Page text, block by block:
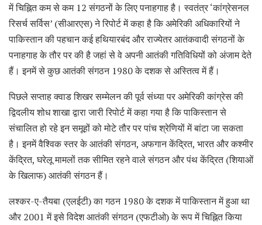
में चिह्नित कम से कम 12 संगठनों के लिए पनाहगाह है। स्वतंत्र ‘कांग्रेसनल
रिसर्च सर्विस’ (सीआरएस) ने रिपोर्ट में कहा है कि अमेरिकी अधिकारियों ने
पाकिस्तान की पहचान कई हथियारबंद और राज्येतर आतंकवादी संगठनों के
पनाहगाह के तौर पर की है जहां से वे अपनी आतंकी गतिविधियों को अंजाम देते
हैं। इनमें से कुछ आतंकी संगठन 1980 के दशक से अस्तित्व में हैं।
पिछले सप्ताह क्वाड शिखर सम्मेलन की पूर्व संध्या पर अमेरिकी कांग्रेस की
द्विदलीय शोध शाखा द्वारा जारी रिपोर्ट में कहा गया है कि पाकिस्तान से
संचालित हो रहे इन समूहों को मोटे तौर पर पांच श्रेणियों में बांटा जा सकता
है। इनमें वैश्विक स्तर के आतंकी संगठन, अफगान केंद्रित, भारत और कश्मीर
केंद्रित, घरेलू मामलों तक सीमित रहने वाले संगठन और पंथ केंद्रित (शियाओं
के खिलाफ) आतंकी संगठन हैं।
लश्कर-ए-तैयबा (एलईटी) का गठन 1980 के दशक में पाकिस्तान में हुआ था
और 2001 में इसे विदेश आतंकी संगठन (एफटीओ) के रूप में चिह्नित किया